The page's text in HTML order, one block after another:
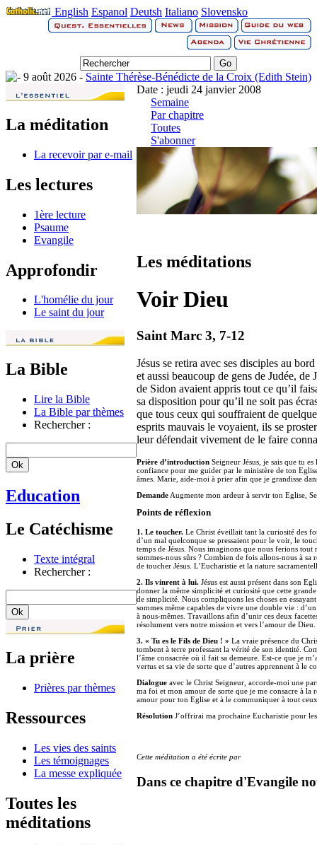
English Espanol Deutsh Italiano Slovensko
9 août 2026 - Sainte Thérèse-Bénédicte de la Croix (Edith Stein)
La méditation
La recevoir par e-mail
Les lectures
1ère lecture
Psaume
Evangile
Approfondir
L'homélie du jour
Le saint du jour
La Bible
Lire la Bible
La Bible par thèmes
Rechercher :
Education
Le Catéchisme
Texte intégral
Rechercher :
La prière
Prières par thèmes
Ressources
Les vies des saints
Les témoignages
La messe expliquée
Toutes les
méditations
Date : jeudi 24 janvier 2008
Semaine
Par chapitre
Toutes
S'abonner
Les méditations
Voir Dieu
Saint Marc 3, 7-12
Jésus se retira avec ses disciples au
et aussi beaucoup de gens de Judée,
de Sidon avaient appris tout ce qu’il
sa disposition pour qu’il ne soit pas
que tous ceux qui souffraient de
esprits mauvais le voyaient, ils se
leur défendait vivement de le faire
Prière d’introduction Seigneur Jésus, je sais que tu
confiance pour me guider par le ministère de ton
âmes. Marie, aide-moi à prier afin que je grandisse
Demande Augmente mon ardeur à servir ton Eglise,
Points de réflexion
1. Le toucher. Le Christ éveillait tant la curiosité des
d’un mal quelconque se pressaient pour le voir, le
temps de Jésus. Nous imaginons que nous ferions
sommes-nous sûrs ? Combien de fois allons-nous à
de toucher Jésus. L’Eucharistie et la nature
2. Ils vinrent à lui. Jésus est aussi présent dans son
donner la même simplicité et curiosité que cette
de simplicité. Nous compliquons les choses en
sommes même capables de vivre une double vie :
à nous-mêmes. Travaillons afin d’unir ces deux
résolument vers notre mission et vers l’amour de Dieu.
3. « Tu es le Fils de Dieu ! » La vraie présence du
tombent à terre professant la vérité de son identité.
l’âme consacrée où il fait sa demeure. Est-ce que je
vertus et sa vie de sorte que d’autres apprennent à le
Dialogue avec le Christ Seigneur, accorde-moi une
ma foi et mon amour de sorte que je me consacre à la
amour pour ton Eglise et à le communiquer à tout
Résolution J’offrirai ma prochaine Eucharistie pour
Cette méditation a été écrite par
Dans ce chapitre d'Evangile